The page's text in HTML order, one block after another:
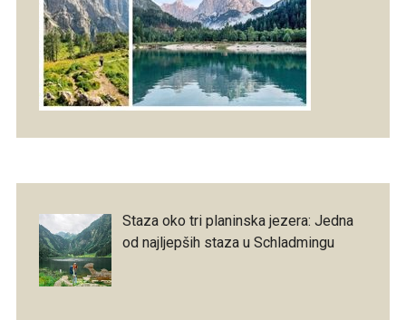
Staza oko tri planinska jezera: Jedna
od najljepših staza u Schladmingu